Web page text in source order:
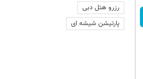
رزرو هتل دبی
پارتیشن شیشه ای